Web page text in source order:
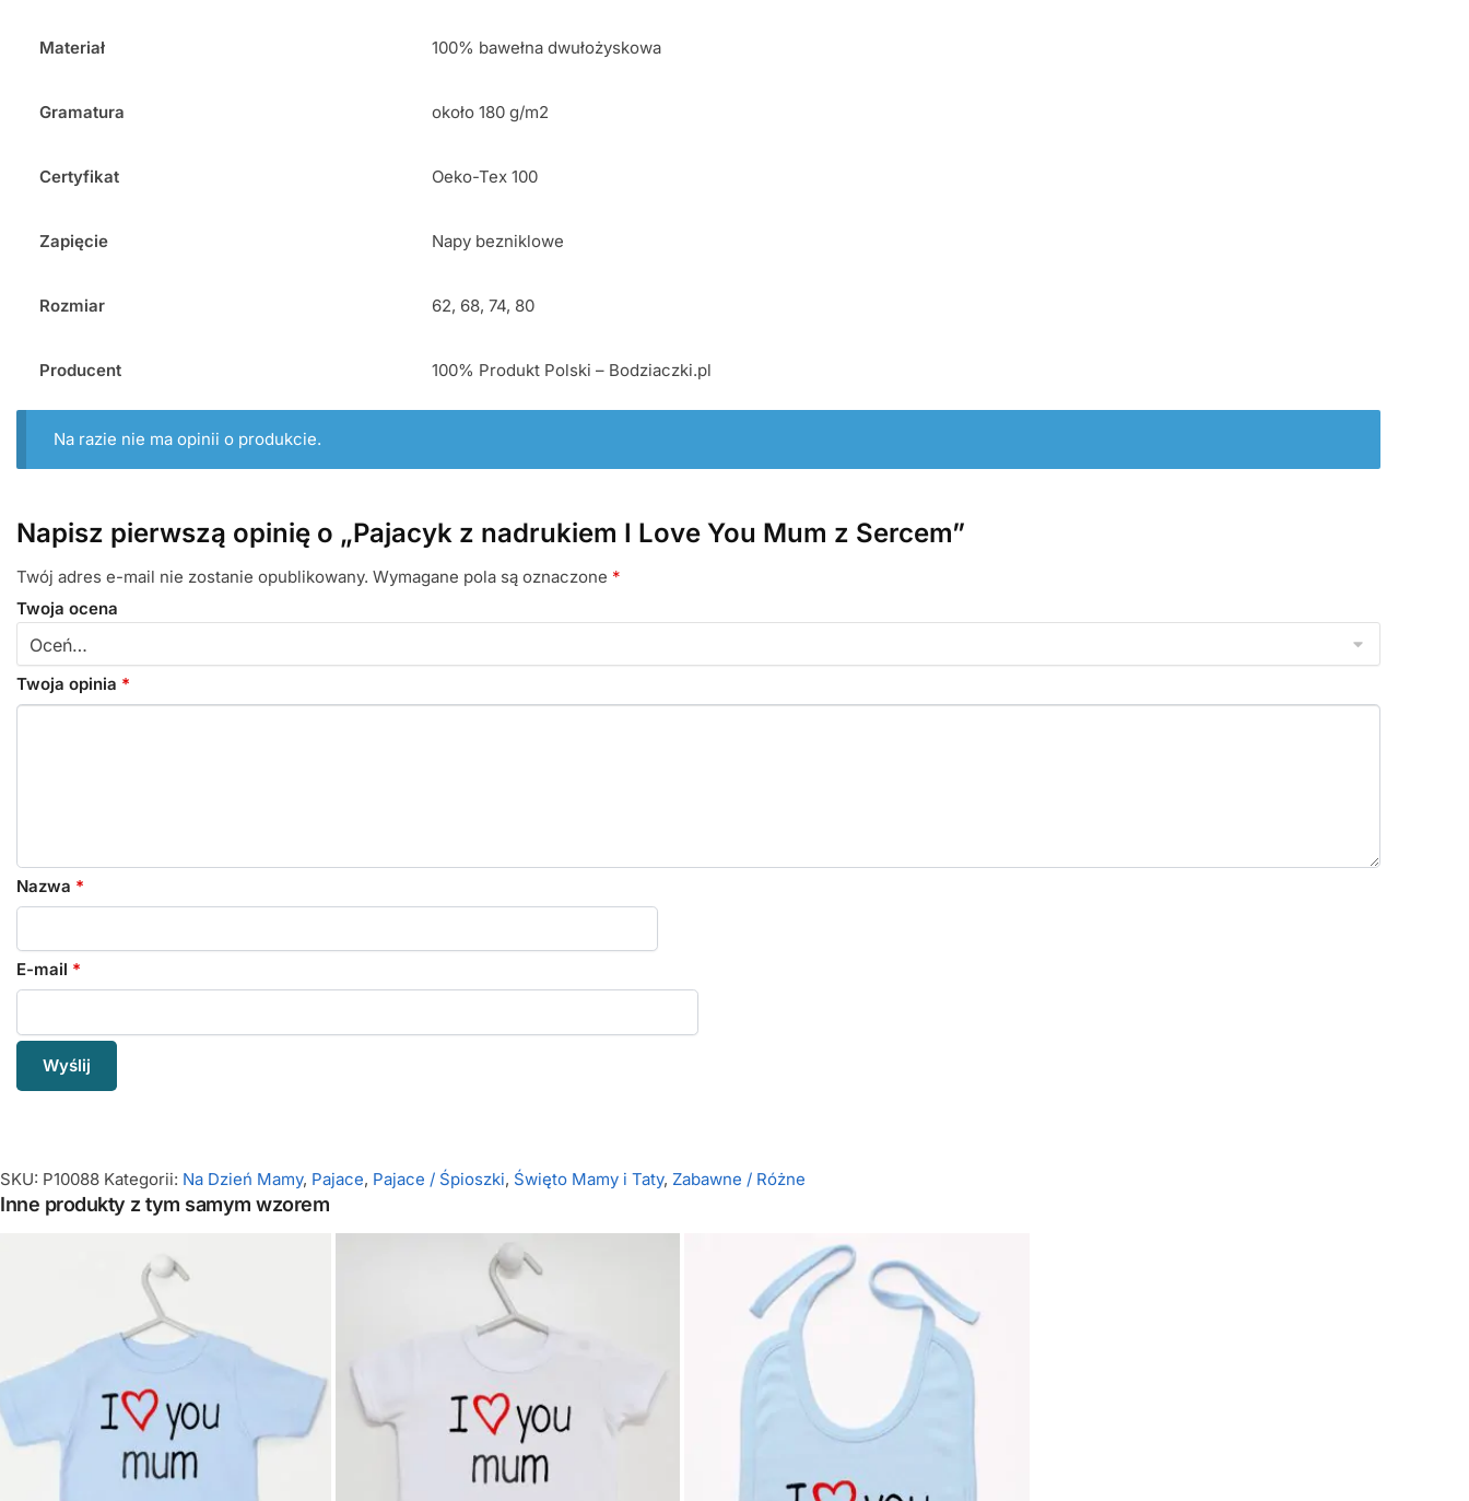
Materiał 100% bawełna dwułożyskowa
Gramatura około 180 g/m2
Certyfikat Oeko-Tex 100
Zapięcie Napy bezniklowe
Rozmiar 62, 68, 74, 80
Producent 100% Produkt Polski – Bodziaczki.pl
Na razie nie ma opinii o produkcie.
Napisz pierwszą opinię o „Pajacyk z nadrukiem I Love You Mum z Sercem”
Twój adres e-mail nie zostanie opublikowany. Wymagane pola są oznaczone *
Twoja ocena
Twoja opinia *
Nazwa *
E-mail *
SKU: P10088 Kategorii: Na Dzień Mamy, Pajace, Pajace / Śpioszki, Święto Mamy i Taty, Zabawne / Różne
Inne produkty z tym samym wzorem